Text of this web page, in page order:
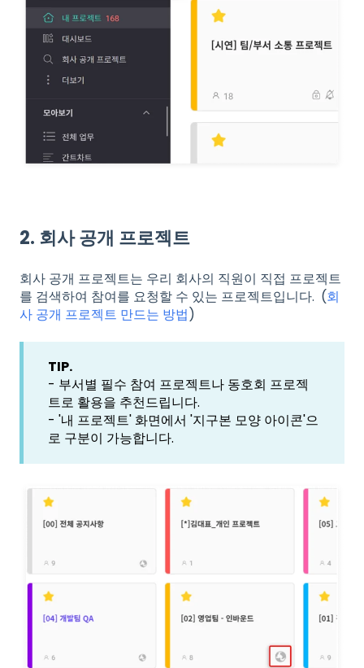
2. 회사 공개 프로젝트
회사 공개 프로젝트는 우리 회사의 직원이 직접 프로젝트
를 검색하여 참여를 요청할 수 있는 프로젝트입니다. (회
사 공개 프로젝트 만드는 방법)
TIP.
- 부서별 필수 참여 프로젝트나 동호회 프로젝
트로 활용을 추천드립니다.
- '내 프로젝트' 화면에서 '지구본 모양 아이콘'으
로 구분이 가능합니다.